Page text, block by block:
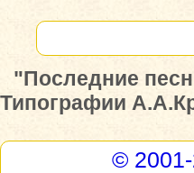
"Последние
Типографии
©